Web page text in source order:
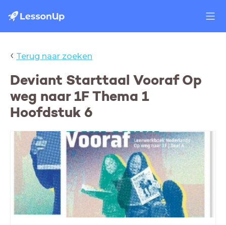
‹ Terug naar zoeken
Deviant Starttaal Vooraf Op
weg naar 1F Thema 1
Hoofdstuk 6